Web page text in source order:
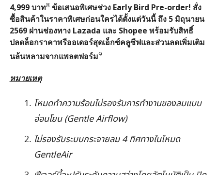
4,999 บาท8 ข้อเสนอพิเศษช่วง Early Bird Pre-order! สั่ง
ซื้อสินค้าในราคาพิเศษก่อนใครได้ตั้งแต่วันนี้ ถึง 5 มิถุนายน
2569 ผ่านช่องทาง Lazada และ Shopee พร้อมรับสิทธิ์
ปลดล็อกราคาพรีออเดอร์สุดเอ็กซ์คลูซีฟและส่วนลดเพิ่มเติม
นล้นหลามจากแพลตฟอร์ม9
หมายเหตุ
โหมดทำความร้อนไม่รองรับการทำงานของลมแบบ
อ่อนโยน (Gentle Airflow)
ไม่รองรับระบบกระจายลม 4 ทิศทางในโหมด
GentleAir